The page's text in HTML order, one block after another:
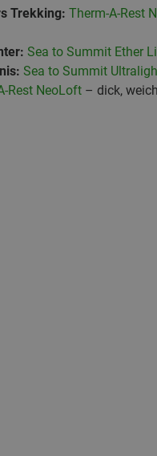
Trekking: Therm-A-Rest
Sea to Summit Ether
Sea to Summit
Rest NeoLoft– dick,